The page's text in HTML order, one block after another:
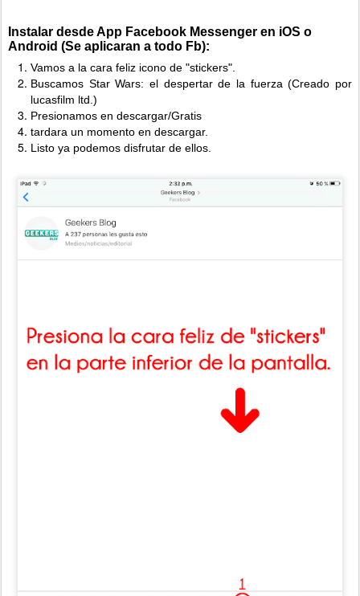
Instalar desde App Facebook Messenger en iOS o
Android (Se aplicaran a todo Fb):
Vamos a la cara feliz icono de "stickers".
Buscamos Star Wars: el despertar de la fuerza (Creado por
lucasfilm ltd.)
Presionamos en descargar/Gratis
tardara un momento en descargar.
Listo ya podemos disfrutar de ellos.